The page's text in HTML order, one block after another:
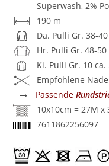
Superwash, 2%
190 m
Da. Pulli Gr. 38-
Hr. Pulli Gr. 48-50
Ki. Pulli Gr. 10 ca.
Empfohlene
→ Passende
10x10cm = 27M x
7611862256097